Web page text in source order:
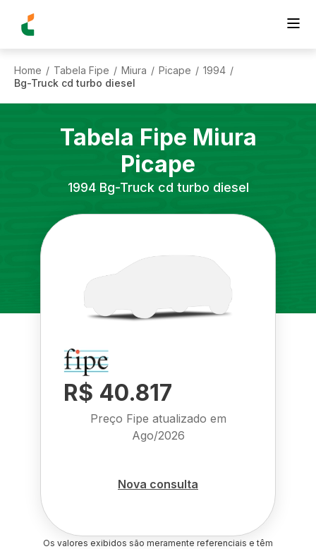
Home / Tabela Fipe / Miura / Picape / 1994 /
Bg-Truck cd turbo diesel
Tabela Fipe Miura
Picape
1994 Bg-Truck cd turbo diesel
R$ 40.817
Preço Fipe atualizado em
Ago/2026
Nova consulta
Os valores exibidos são meramente referenciais e têm